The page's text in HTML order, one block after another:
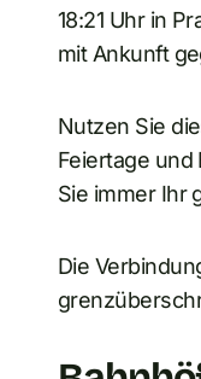
18:21 Uhr in
mit Ankunft
Nutzen Sie
Feiertage
Sie immer Ihr
Die